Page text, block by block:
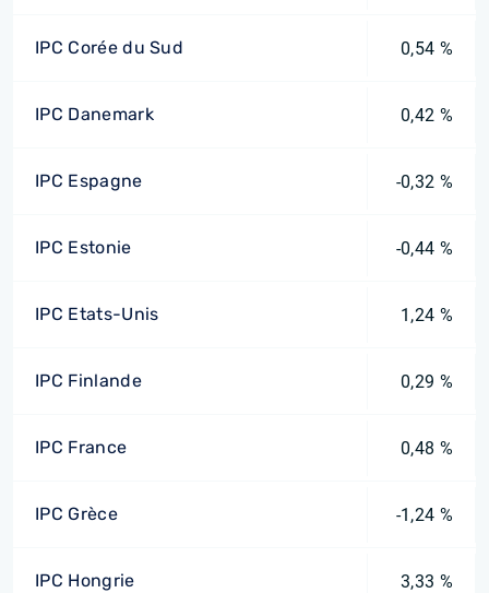
IPC Corée du Sud 0,54 %
IPC Danemark 0,42 %
IPC Espagne -0,32 %
IPC Estonie -0,44 %
IPC Etats-Unis 1,24 %
IPC Finlande 0,29 %
IPC France 0,48 %
IPC Grèce -1,24 %
IPC Hongrie 3,33 %